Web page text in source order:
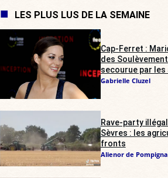
LES PLUS LUS DE LA SEMAINE
Cap-Ferret :
des
secourue par
Gabrielle Cluzel
Rave-party
Sèvres : les
fronts
Alienor de